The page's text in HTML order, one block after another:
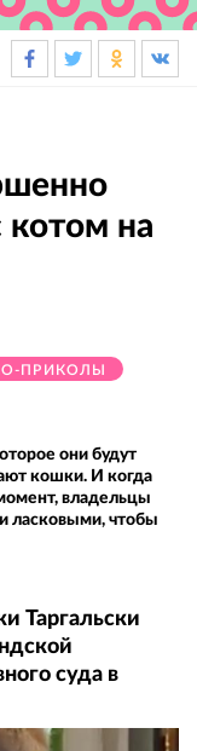
на
ПРИКОЛЫ
они будут
кошки. И когда
владельцы
ласковыми, чтобы
Таргальски
суда в